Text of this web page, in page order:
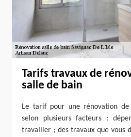
Tarifs travaux de
salle de bain
Le tarif pour une rénovation
selon plusieurs facteurs :
travailler ; des travaux que vous